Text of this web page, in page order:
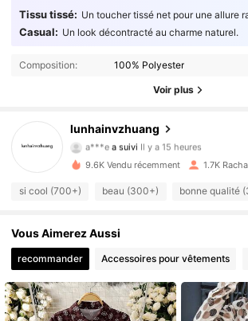
Tissu tissé: Un toucher tissé net pour une allure
Casual: Un look décontracté au charme naturel.
Composition: 100% Polyester
Voir plus
lunhainvzhuang
a***ea suiviIl y a 15 heures
a***3 est en train de naviguer
4.88
1.6K Suiveurs
4.88 1.6K Suiveurs
4.88 1.6K Suiveurs
9.6K Vendu récemment 1.7K
si cool (700+) beau (300+) bonne qualité
Vous Aimerez Aussi
recommander Accessoires pour vêtements